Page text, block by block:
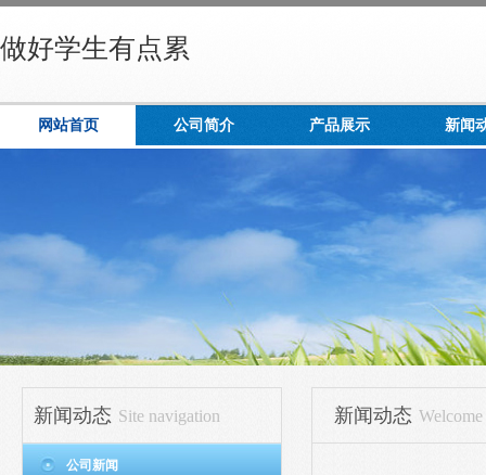
做好学生有点累
网站首页 公司简介 产品展示 新闻
新闻动态 Site navigation
公司新闻
新闻动态